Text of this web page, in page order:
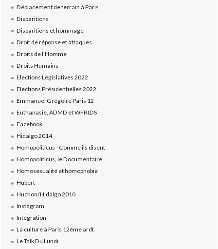
Déplacement de terrain à Paris
Disparitions
Disparitions et hommage
Droit de réponse et attaques
Droits de l'Homme
Droits Humains
Elections Législatives 2022
Elections Présidentielles 2022
Emmanuel Grégoire Paris 12
Euthanasie, ADMD et WFRtDS
Facebook
Hidalgo 2014
Homopoliticus - Comme ils disent
Homopoliticus, le Documentaire
Homosexualité et homophobie
Hubert
Huchon/Hidalgo 2010
Instagram
Intégration
La culture à Paris 12éme ardt
Le Talk Du Lundi